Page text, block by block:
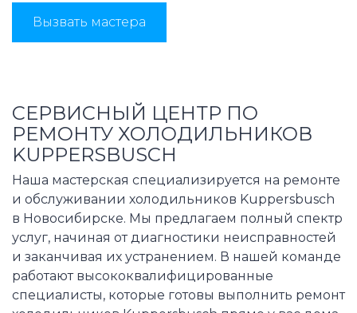
Вызвать мастера
СЕРВИСНЫЙ ЦЕНТР ПО
РЕМОНТУ ХОЛОДИЛЬНИКОВ
KUPPERSBUSCH
Наша мастерская специализируется на ремонте
и обслуживании холодильников Kuppersbusch
в Новосибирске. Мы предлагаем полный спектр
услуг, начиная от диагностики неисправностей
и заканчивая их устранением. В нашей команде
работают высококвалифицированные
специалисты, которые готовы выполнить ремонт